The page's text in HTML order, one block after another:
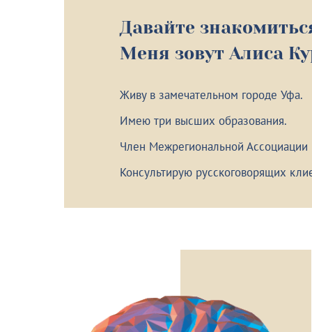
Давайте
Меня зовут Алиса
Живу в замечательном городе Уфа.
Имею три высших образования.
Член Межрегиональной
Консультирую русскоговорящих